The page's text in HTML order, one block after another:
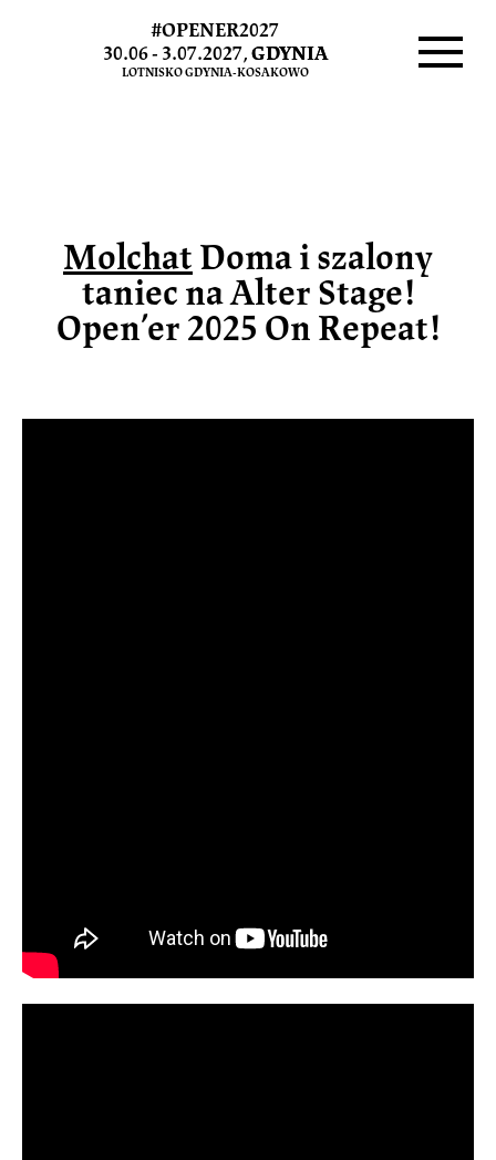
Molchat
#OPENER2027
30.06 - 3.07.2027, GDYNIA
LOTNISKO GDYNIA-KOSAKOWO
Molchat Doma i szalony
taniec na Alter Stage!
Open’er 2025 On Repeat!